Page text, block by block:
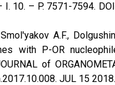
I. 10. – P. 7571-7594.
A.F.,
with P-OR
of
JUL 15